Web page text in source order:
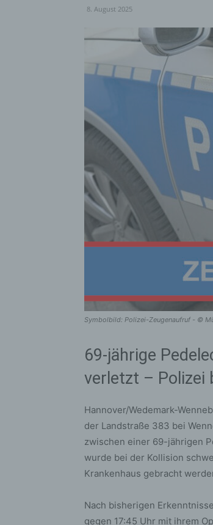
8. August 2025
Symbolbild: Polizei-Zeugenaufruf - ©
69-jährige
verletzt – Polizei
Hannover/Wedemark-
der Landstraße 383 bei
zwischen einer 69-jährigen
wurde bei der Kollision
Krankenhaus gebracht
Nach bisherigen
gegen 17:45 Uhr mit ihrem